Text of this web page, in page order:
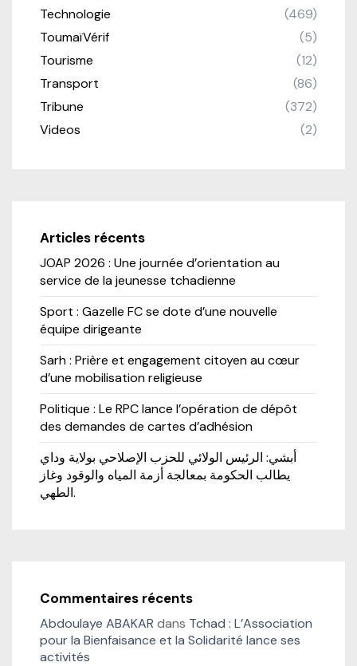
Technologie
(469)
ToumaïVérif
(5)
Tourisme
(12)
Transport
(86)
Tribune
(372)
Videos
(2)
Articles récents
JOAP 2026 : Une journée d’orientation au
service de la jeunesse tchadienne
Sport : Gazelle FC se dote d’une nouvelle
équipe dirigeante
Sarh : Prière et engagement citoyen au cœur
d’une mobilisation religieuse
Politique : Le RPC lance l’opération de dépôt
des demandes de cartes d’adhésion
أبشي: الرئيس الولائي للحزب الإصلاحي بولاية وداي
يطالب الحكومة بمعالجة أزمة المياه والوقود وغاز
الطهي.
Commentaires récents
Abdoulaye ABAKAR dans Tchad : L’Association
pour la Bienfaisance et la Solidarité lance ses
activités